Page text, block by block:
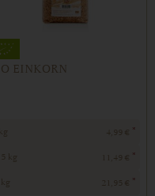
EINKORN
4,99 € *
kg 11,49 € *
21,95 € *